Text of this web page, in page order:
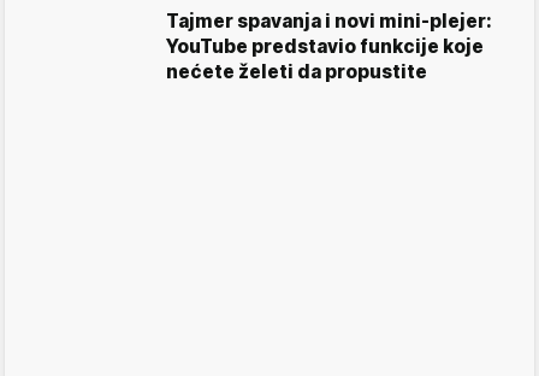
Tajmer spavanja i novi mini-plejer:
YouTube predstavio funkcije koje
nećete želeti da propustite